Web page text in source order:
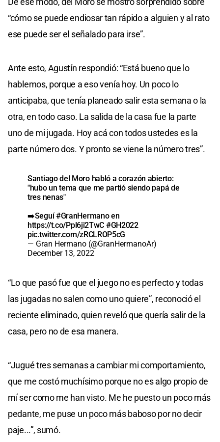
“cómo se puede endiosar tan rápido a alguien y al rato
ese puede ser el señalado para irse”.
Ante esto, Agustín respondió: “Está bueno que lo
hablemos, porque a eso venía hoy. Un poco lo
anticipaba, que tenía planeado salir esta semana o la
otra, en todo caso. La salida de la casa fue la parte
uno de mi jugada. Hoy acá con todos ustedes es la
parte número dos. Y pronto se viene la número tres”.
Santiago del Moro habló a corazón abierto:
"hubo un tema que me partió siendo papá de
tres nenas"
➡️Seguí#GranHermanoen
https://t.co/Ppl6ji2TwC #GH2022
pic.twitter.com/zRCLROP5cG
— Gran Hermano (@GranHermanoAr)
December 13, 2022
“Lo que pasó fue que el juego no es perfecto y todas
las jugadas no salen como uno quiere”, reconoció el
reciente eliminado, quien reveló que quería salir de la
casa, pero no de esa manera.
“Jugué tres semanas a cambiar mi comportamiento,
que me costó muchísimo porque no es algo propio de
mí ser como me han visto. Me he puesto un poco más
pedante, me puse un poco más baboso por no decir
paje...”, sumó.